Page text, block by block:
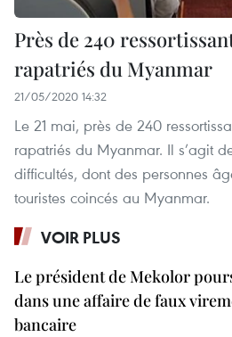
Près de 240
rapatriés du Myanmar
21/05/2020 14:32
Le 21 mai, près de 240
rapatriés du Myanmar. Il s’agit
difficultés, dont des personnes
touristes coincés au Myanmar.
VOIR PLUS
Le président de Mekolor
dans une affaire de faux
bancaire